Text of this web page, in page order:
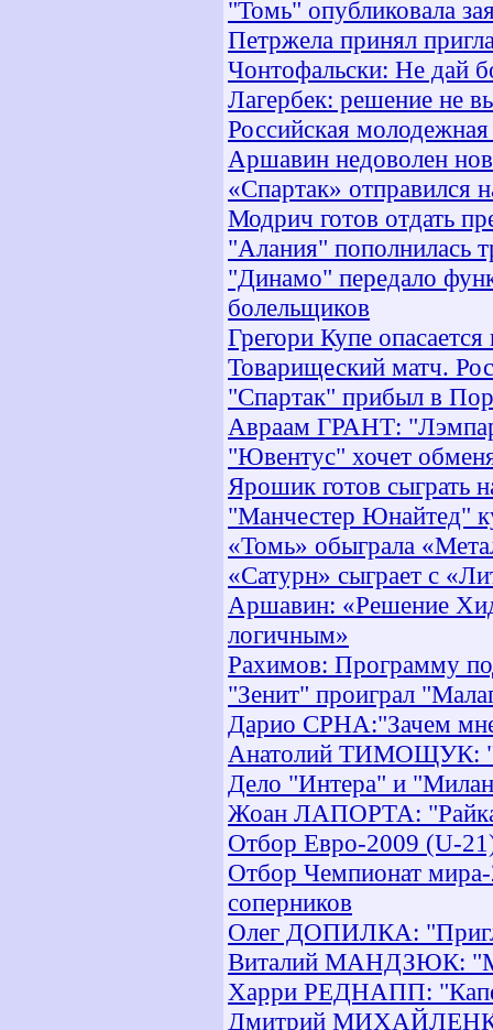
"Томь" опубликовала
Петржела принял
Чонтофальски: Не дай
Лагербек: решение не
Российская
Аршавин недоволен
«Спартак» отправился
Модрич готов отдать
"Алания" пополнилась
"Динамо" передало
болельщиков
Грегори Купе
Товарищеский матч.
"Спартак" прибыл в
Авраам ГРАНТ:
"Ювентус" хочет
Ярошик готов сыграть
"Манчестер Юнайтед"
«Томь» обыграла
«Сатурн» сыграет с
Аршавин: «Решение
логичным»
Рахимов: Программу
"Зенит" проиграл
Дарио СРНА:"Зачем
Анатолий ТИМОЩУК:
Дело "Интера" и
Жоан ЛАПОРТА:
Отбор Евро-2009 (U-
Отбор Чемпионат
соперников
Олег ДОПИЛКА:
Виталий МАНДЗЮК:
Харри РЕДНАПП:
Дмитрий